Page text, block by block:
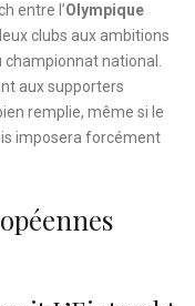
entre l’Olympique
clubs aux ambitions
national.
aux supporters
remplie, même si le
imposera forcément